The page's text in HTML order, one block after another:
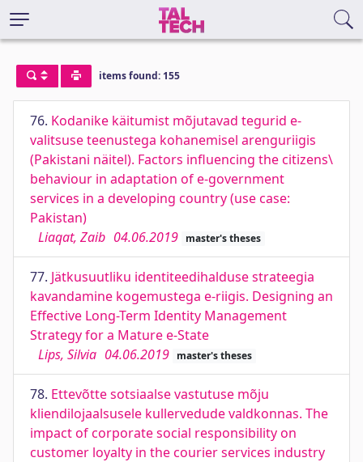
items found: 155
76. Kodanike käitumist mõjutavad tegurid e-
valitsuse teenustega kohanemisel arenguriigis
(Pakistani näitel). Factors influencing the citizens\
behaviour in adaptation of e-government
services in a developing country (use case:
Pakistan)
Liaqat, Zaib 04.06.2019 master's theses
77. Jätkusuutliku identiteedihalduse strateegia
kavandamine kogemustega e-riigis. Designing an
Effective Long-Term Identity Management
Strategy for a Mature e-State
Lips, Silvia 04.06.2019 master's theses
78. Ettevõtte sotsiaalse vastutuse mõju
kliendilojaalsusele kullervedude valdkonnas. The
impact of corporate social responsibility on
customer loyalty in the courier services industry